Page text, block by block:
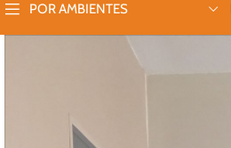
POR AMBIENTES